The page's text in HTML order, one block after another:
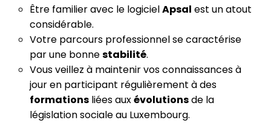
Être familier avec le logicielApsal est un atout
considérable.
Votre parcours professionnel se caractérise
par une bonnestabilité.
Vous veillez à maintenir vos connaissances à
jour en participant régulièrement à des
formationsliées auxévolutionsde la
législation sociale au Luxembourg.